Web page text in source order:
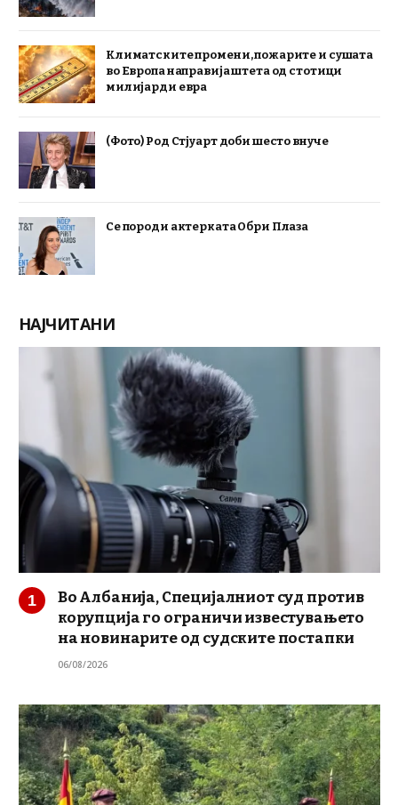
Климатските промени, пожарите и сушата
во Европа направија штета од стотици
милијарди евра
(Фото) Род Стјуарт доби шесто внуче
Се породи актерката Обри Плаза
НАЈЧИТАНИ
Во Албанија, Специјалниот суд против
корупција го ограничи известувањето
на новинарите од судските постапки
06/08/2026